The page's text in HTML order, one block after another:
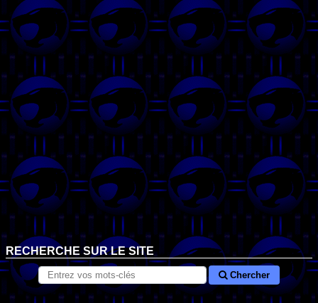
RECHERCHE SUR LE SITE
Chercher